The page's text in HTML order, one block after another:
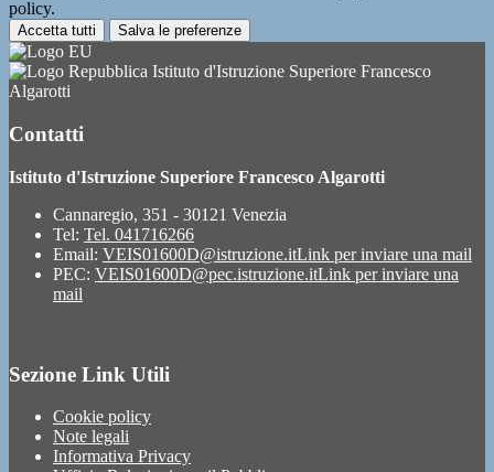
policy.
Accetta tutti Salva le preferenze
Istituto d'Istruzione Superiore Francesco
Algarotti
Contatti
Istituto d'Istruzione Superiore Francesco Algarotti
Cannaregio, 351 - 30121 Venezia
Tel: Tel. 041716266
Email: VEIS01600D@istruzione.itLink per inviare una mail
PEC: VEIS01600D@pec.istruzione.itLink per inviare una
mail
Sezione Link Utili
Cookie policy
Note legali
Informativa Privacy